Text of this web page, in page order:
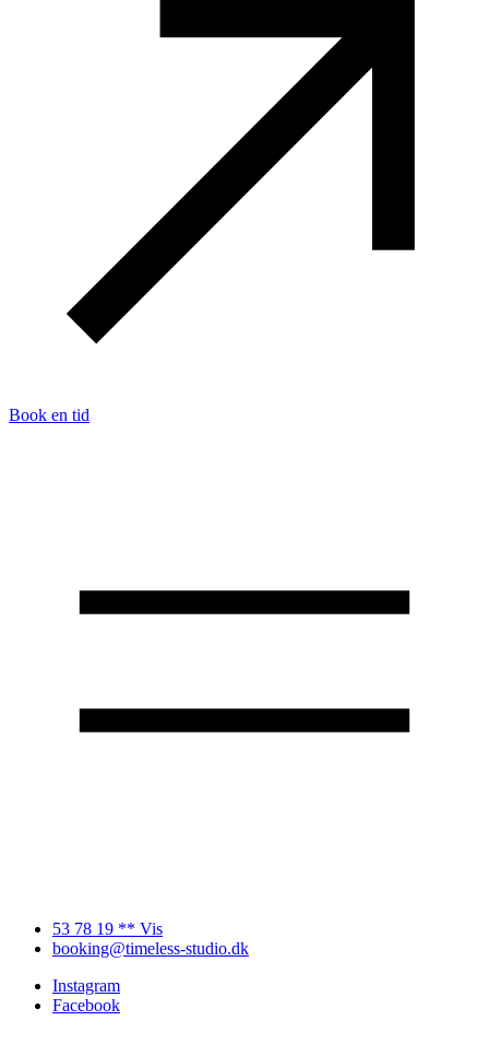
Book en tid
53 78 19 ** Vis
booking@timeless-studio.dk
Instagram
Facebook